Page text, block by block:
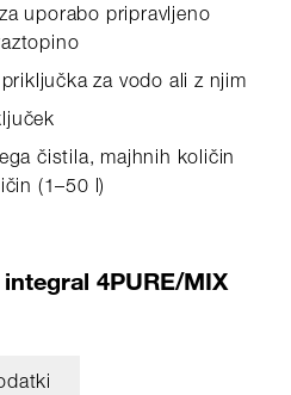
uporabo pripravljeno
za vodo ali z njim
čistila, majhnih količin
(1–50 l)
4PURE/MIX